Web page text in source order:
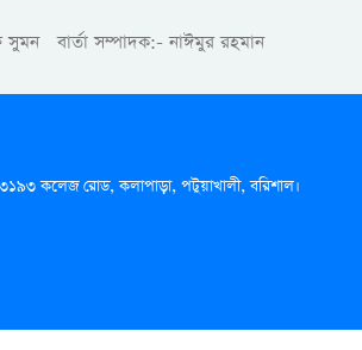
বার্তা সম্পাদক:- নাঈমুর রহমান
কলেজ রোড, কলাপাড়া, পটুয়াখালী, বরিশাল।